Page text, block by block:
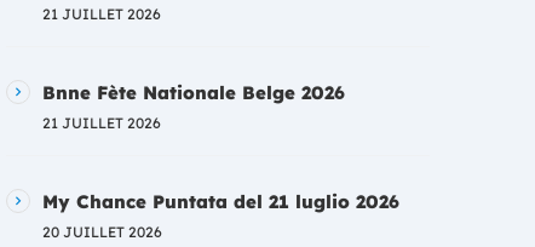
21 JUILLET 2026
Bnne Fète Nationale Belge 2026
21 JUILLET 2026
My Chance Puntata del 21 luglio 2026
20 JUILLET 2026